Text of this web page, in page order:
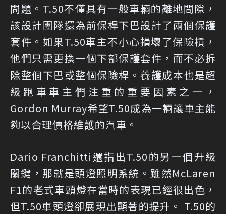
問題。T.50不僅具有一般車輛的離地間隙，
該設計團隊還為前保桿下巴設計了兩個保護
套件。如果T.50車主不小心損壞了保險槓，
他們只需更換一個下部保護套件，而不必拆
除整個下巴或整個保險桿。養護成本也是超
級跑車車主們注重的重要因素之一，
Gordon Murray希望T.50成為一輛讓車主能
夠以合理價格維護的汽車。
Dario Franchitti還指出T.50的另一個升級
關鍵，那就是頭燈照明系統。雖然McLaren
F1的老式車頭燈在當時的表現已經很出色，
但T.50車頭燈卻展現出顯著的提升。 T.50的